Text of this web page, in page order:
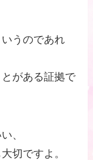
うのであれ
がある証拠で
、
切ですよ。